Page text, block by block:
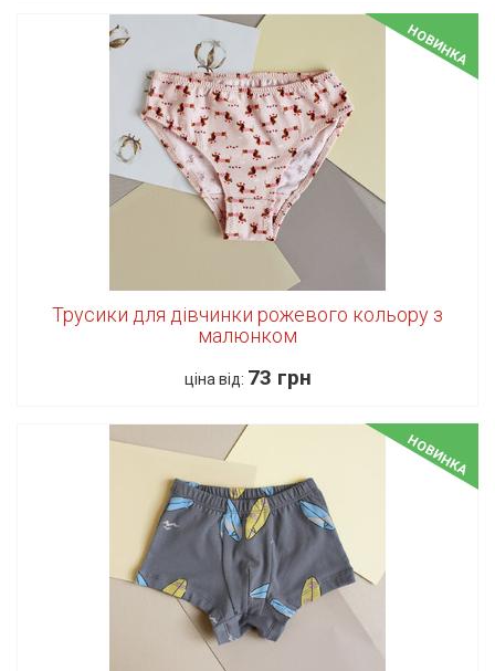
НОВИНКА
Трусики для дівчинки рожевого кольору з
малюнком
ціна від: 73 грн
НОВИНКА